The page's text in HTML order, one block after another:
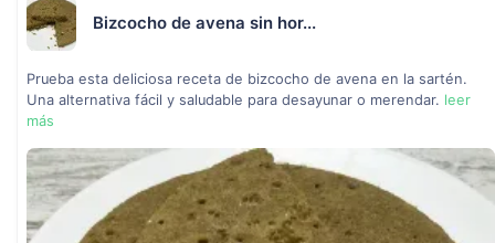
Bizcocho de avena sin hor...
Prueba esta deliciosa receta de bizcocho de avena en la sartén.
Una alternativa fácil y saludable para desayunar o merendar. leer
más